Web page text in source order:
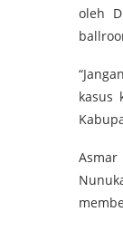
oleh
kasus
Asmar